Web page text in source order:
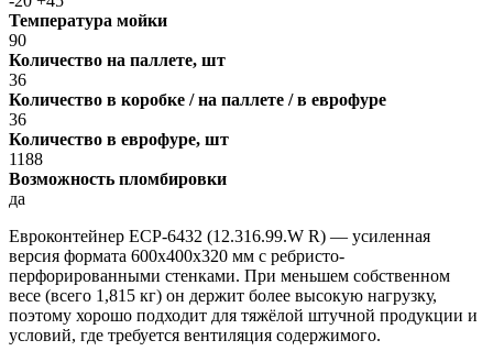
Температура мойки
90
Количество на паллете, шт
36
Количество в коробке / на паллете / в еврофуре
36
Количество в еврофуре, шт
1188
Возможность пломбировки
да
Евроконтейнер ЕСР-6432 (12.316.99.W R) — усиленная
версия формата 600х400х320 мм с ребристо-
перфорированными стенками. При меньшем собственном
весе (всего 1,815 кг) он держит более высокую нагрузку,
поэтому хорошо подходит для тяжёлой штучной продукции и
условий, где требуется вентиляция содержимого.